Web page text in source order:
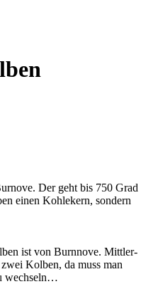
Der geht bis 750 Grad
einen Koh­le­kern, son­dern
ist von Burn­no­ve. Mitt­ler­
Kol­ben, da muss man
wechseln…